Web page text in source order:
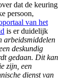
dat de keuring
persoon,
van het
is er duidelijk
arbeidsmiddelen
deskundig
gedaan. Dit kan
zijn, een
dienst van